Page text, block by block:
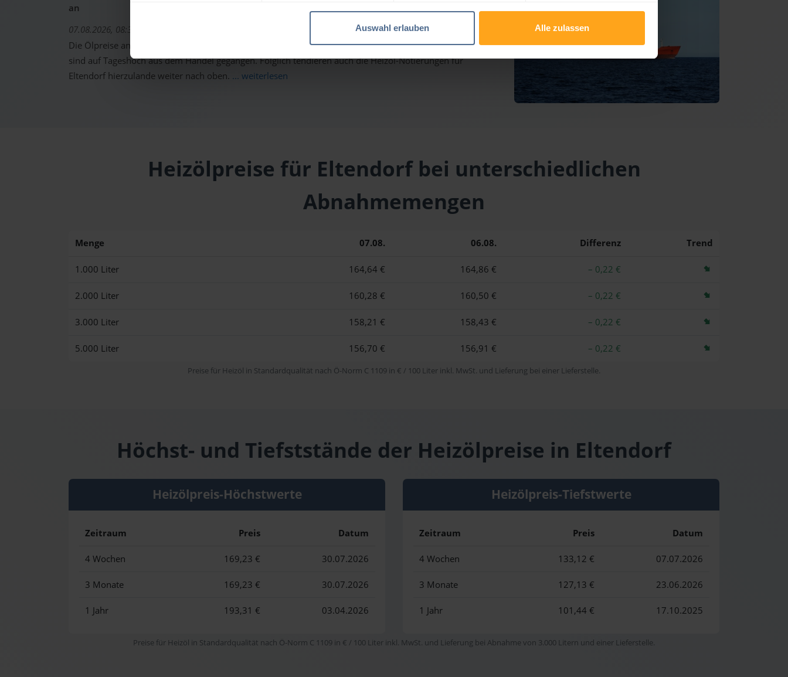
Auswahl erlauben Alle zulassen
an
07.08.2026, 08:37 Uhr
Die Ölpreise an den internationalen Warenterminmärkten haben gestern weiter deutlich zugelegt und
sind auf Tageshoch aus dem Handel gegangen. Folglich tendieren auch die Heizöl-Notierungen für
Eltendorf hierzulande weiter nach oben. ... weiterlesen
Heizölpreise für Eltendorf bei unterschiedlichen
Abnahmemengen
Menge 07.08. 06.08. Differenz Trend
1.000 Liter 164,64 € 164,86 € – 0,22 €
2.000 Liter 160,28 € 160,50 € – 0,22 €
3.000 Liter 158,21 € 158,43 € – 0,22 €
5.000 Liter 156,70 € 156,91 € – 0,22 €
Preise für Heizöl in Standardqualität nach Ö-Norm C 1109 in € / 100 Liter inkl. MwSt. und Lieferung bei einer Lieferstelle.
Höchst- und Tiefststände der Heizölpreise in Eltendorf
Heizölpreis-Höchstwerte
Zeitraum Preis Datum
4 Wochen 169,23 € 30.07.2026
3 Monate 169,23 € 30.07.2026
1 Jahr 193,31 € 03.04.2026
Heizölpreis-Tiefstwerte
Zeitraum Preis Datum
4 Wochen 133,12 € 07.07.2026
3 Monate 127,13 € 23.06.2026
1 Jahr 101,44 € 17.10.2025
Preise für Heizöl in Standardqualität nach Ö-Norm C 1109 in € / 100 Liter inkl. MwSt. und Lieferung bei Abnahme von 3.000 Litern und einer Lieferstelle.